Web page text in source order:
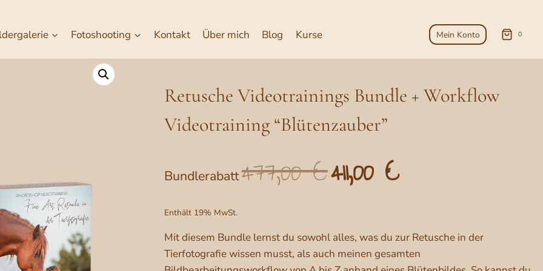
Fotoshooting Kontakt Über mich Blog Kurse Mein Konto 0
Retusche Videotrainings Bundle + Workflow
Videotraining “Blütenzauber”
Bundlerabatt477,00€ Ursprünglicher
Preis
411,00 €Preis
Enthält 19% MwSt.
Mit diesem Bundle lernst du sowohl alles, was du zur Retusche in der
Tierfotografie wissen musst, als auch meinen gesamten